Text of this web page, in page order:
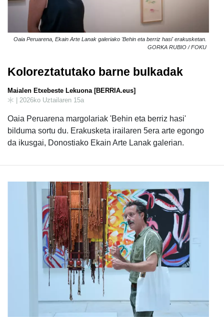
Oaia Peruarena, Ekain Arte Lanak galeriako 'Behin eta berriz hasi' erakusketan.
GORKA RUBIO / FOKU
Koloreztatutako barne bulkadak
Maialen Etxebeste Lekuona [BERRIA.eus]
| 2026ko Uztailaren 15a
Oaia Peruarena margolariak 'Behin eta berriz hasi'
bilduma sortu du. Erakusketa irailaren 5era arte egongo
da ikusgai, Donostiako Ekain Arte Lanak galerian.